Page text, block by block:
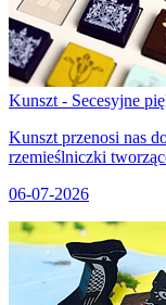
Kunszt - Secesyjne
Kunszt przenosi nas
rzemieślniczki
06-07-2026